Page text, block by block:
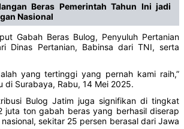
Beras Pemerintah Tahun Ini jadi
Nasional
Gabah Beras Bulog, Penyuluh Pertanian
Dinas Pertanian, Babinsa dari TNI, serta
yang tertinggi yang pernah kami raih,”
di Surabaya, Rabu, 14 Mei 2025.
Bulog Jatim juga signifikan di tingkat
juta ton gabah beras yang berhasil diserap
sekitar 25 persen berasal dari Jawa